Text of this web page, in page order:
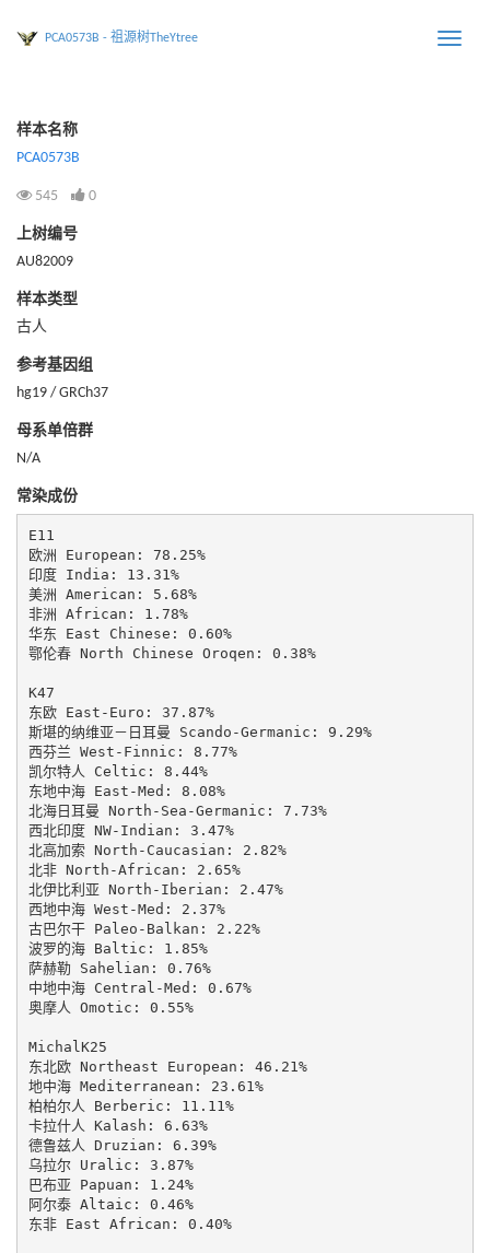
Toggle
PCA0573B - 祖源树TheYtree
样本名称
PCA0573B
545 0
上树编号
AU82009
样本类型
古人
参考基因组
hg19 / GRCh37
母系单倍群
N/A
常染成份
E11
欧洲 European: 78.25%
印度 India: 13.31%
美洲 American: 5.68%
非洲 African: 1.78%
华东 East Chinese: 0.60%
鄂伦春 North Chinese Oroqen: 0.38%
K47
东欧 East-Euro: 37.87%
斯堪的纳维亚－日耳曼 Scando-Germanic: 9.29%
西芬兰 West-Finnic: 8.77%
凯尔特人 Celtic: 8.44%
东地中海 East-Med: 8.08%
北海日耳曼 North-Sea-Germanic: 7.73%
西北印度 NW-Indian: 3.47%
北高加索 North-Caucasian: 2.82%
北非 North-African: 2.65%
北伊比利亚 North-Iberian: 2.47%
西地中海 West-Med: 2.37%
古巴尔干 Paleo-Balkan: 2.22%
波罗的海 Baltic: 1.85%
萨赫勒 Sahelian: 0.76%
中地中海 Central-Med: 0.67%
奥摩人 Omotic: 0.55%
MichalK25
东北欧 Northeast European: 46.21%
地中海 Mediterranean: 23.61%
柏柏尔人 Berberic: 11.11%
卡拉什人 Kalash: 6.63%
德鲁兹人 Druzian: 6.39%
乌拉尔 Uralic: 3.87%
巴布亚 Papuan: 1.24%
阿尔泰 Altaic: 0.46%
东非 East African: 0.40%